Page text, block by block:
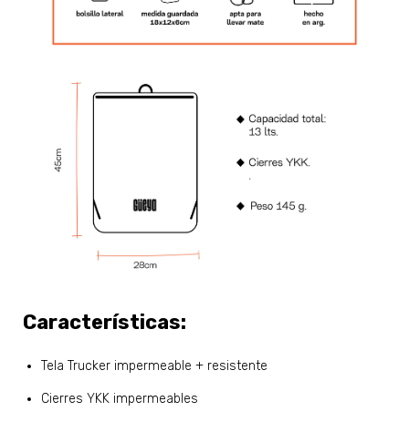
Características:
Tela Trucker impermeable + resistente
Cierres YKK impermeables